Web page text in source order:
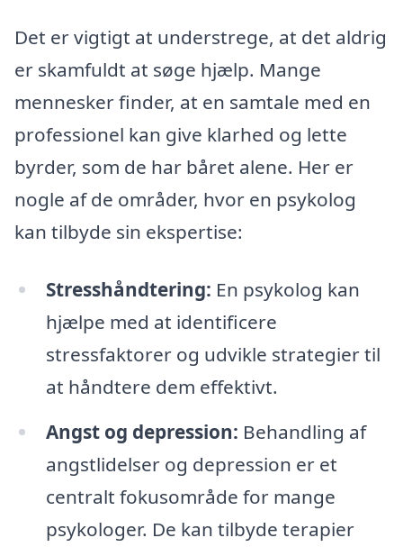
Det er vigtigt at understrege, at det aldrig
er skamfuldt at søge hjælp. Mange
mennesker finder, at en samtale med en
professionel kan give klarhed og lette
byrder, som de har båret alene. Her er
nogle af de områder, hvor en psykolog
kan tilbyde sin ekspertise:
Stresshåndtering: En psykolog kan
hjælpe med at identificere
stressfaktorer og udvikle strategier til
at håndtere dem effektivt.
Angst og depression: Behandling af
angstlidelser og depression er et
centralt fokusområde for mange
psykologer. De kan tilbyde terapier